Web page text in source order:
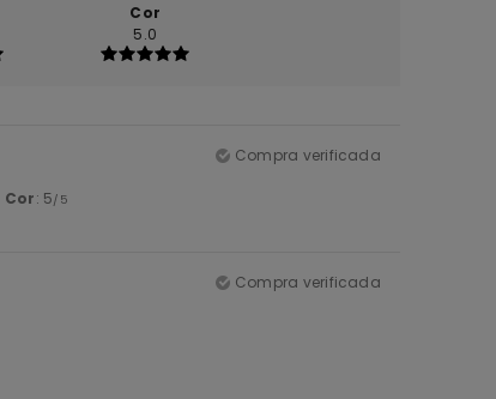
Cor
5.0
Compra verificada
Cor: 5/5
Compra verificada